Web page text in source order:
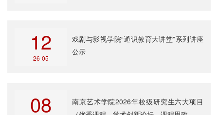
12
26-05
戏剧与影视学院“通识教育大讲堂”系列讲座
公示
08
南京艺术学院2026年校级研究生六大项目